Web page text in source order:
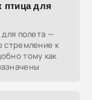
птица для
для полета —
стремление к
тому как